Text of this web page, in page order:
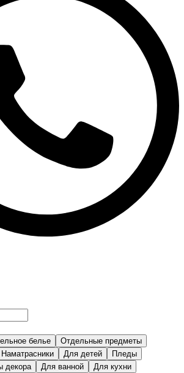
белье
Отдельные предметы
Наматрасники Для детей
Пледы
декора Для ванной
Для кухни